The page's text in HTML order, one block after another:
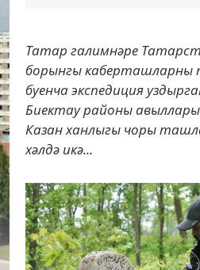
Татар галимнәре
борынгы каберташларны
буенча экспедиция
Биектау районы
Казан ханлыгы чоры
хәлдә икә...